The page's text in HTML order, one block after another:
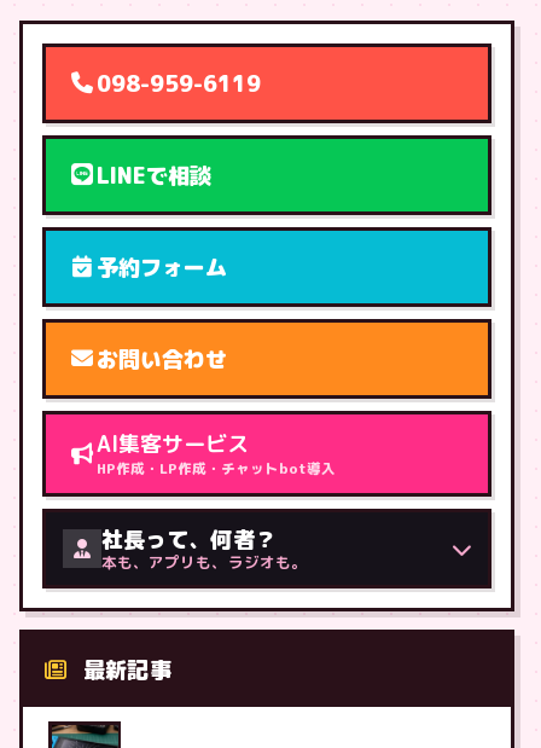
098-959-6119
LINEで相談
予約フォーム
お問い合わせ
AI集客サービス
HP作成・LP作成・チャットbot導入
社長って、何者？
本も、アプリも、ラジオも。
最新記事